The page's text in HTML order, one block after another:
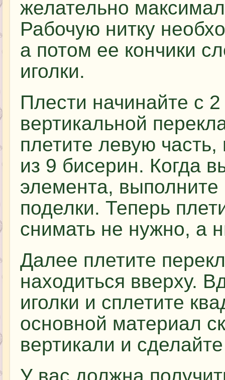
желательно
Рабочую нитку
а потом ее кончики
иголки.
Плести начинайте с
вертикальной
плетите левую
из 9 бисерин. Когда
элемента, выполните
поделки. Теперь
снимать не нужно, а
Далее плетите
находиться вверху.
иголки и сплетите
основной материал
вертикали и